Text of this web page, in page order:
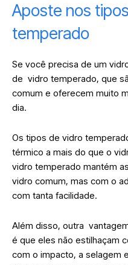
Aposte nos
temperado
Se você precisa de um
de vidro temperado, que
comum e oferecem muito
dia.
Os tipos de vidro
térmico a mais do que o
vidro temperado mantém
vidro comum, mas com o
com tanta facilidade.
Além disso, outra
é que eles não estilhaçam
com o impacto, a selagem